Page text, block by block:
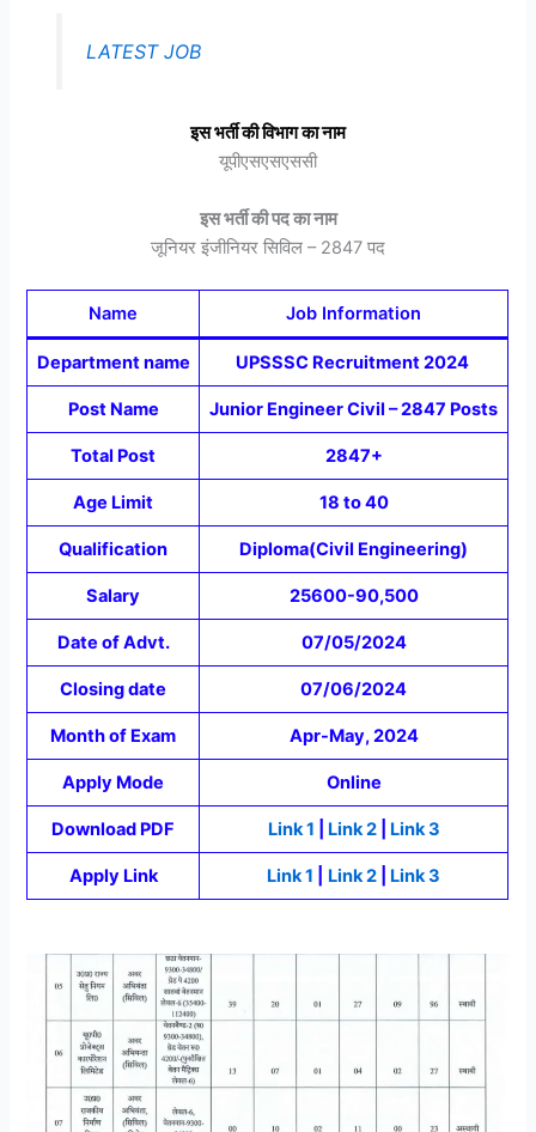
LATEST JOB
इस भर्ती की विभाग का नाम
यूपीएसएसएससी
इस भर्ती की पद का नाम
जूनियर इंजीनियर सिविल – 2847 पद
Name Job Information
Department name UPSSSC Recruitment 2024
Post Name Junior Engineer Civil – 2847 Posts
Total Post 2847+
Age Limit 18 to 40
Qualification Diploma(Civil Engineering)
Salary 25600-90,500
Date of Advt. 07/05/2024
Closing date 07/06/2024
Month of Exam Apr-May, 2024
Apply Mode Online
Download PDF Link 1 Link 2| Link 3
Apply Link Link 1 Link 2 Link 3